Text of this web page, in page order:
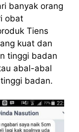
banyak orang
obat
Tiens
kuat dan
tinggi badan
abal-abal
badan.